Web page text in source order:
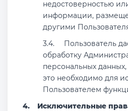
недостоверностью
информации,
другими
Пользователь
обработку
персональных
это необходимо для
Пользователем
Исключительные